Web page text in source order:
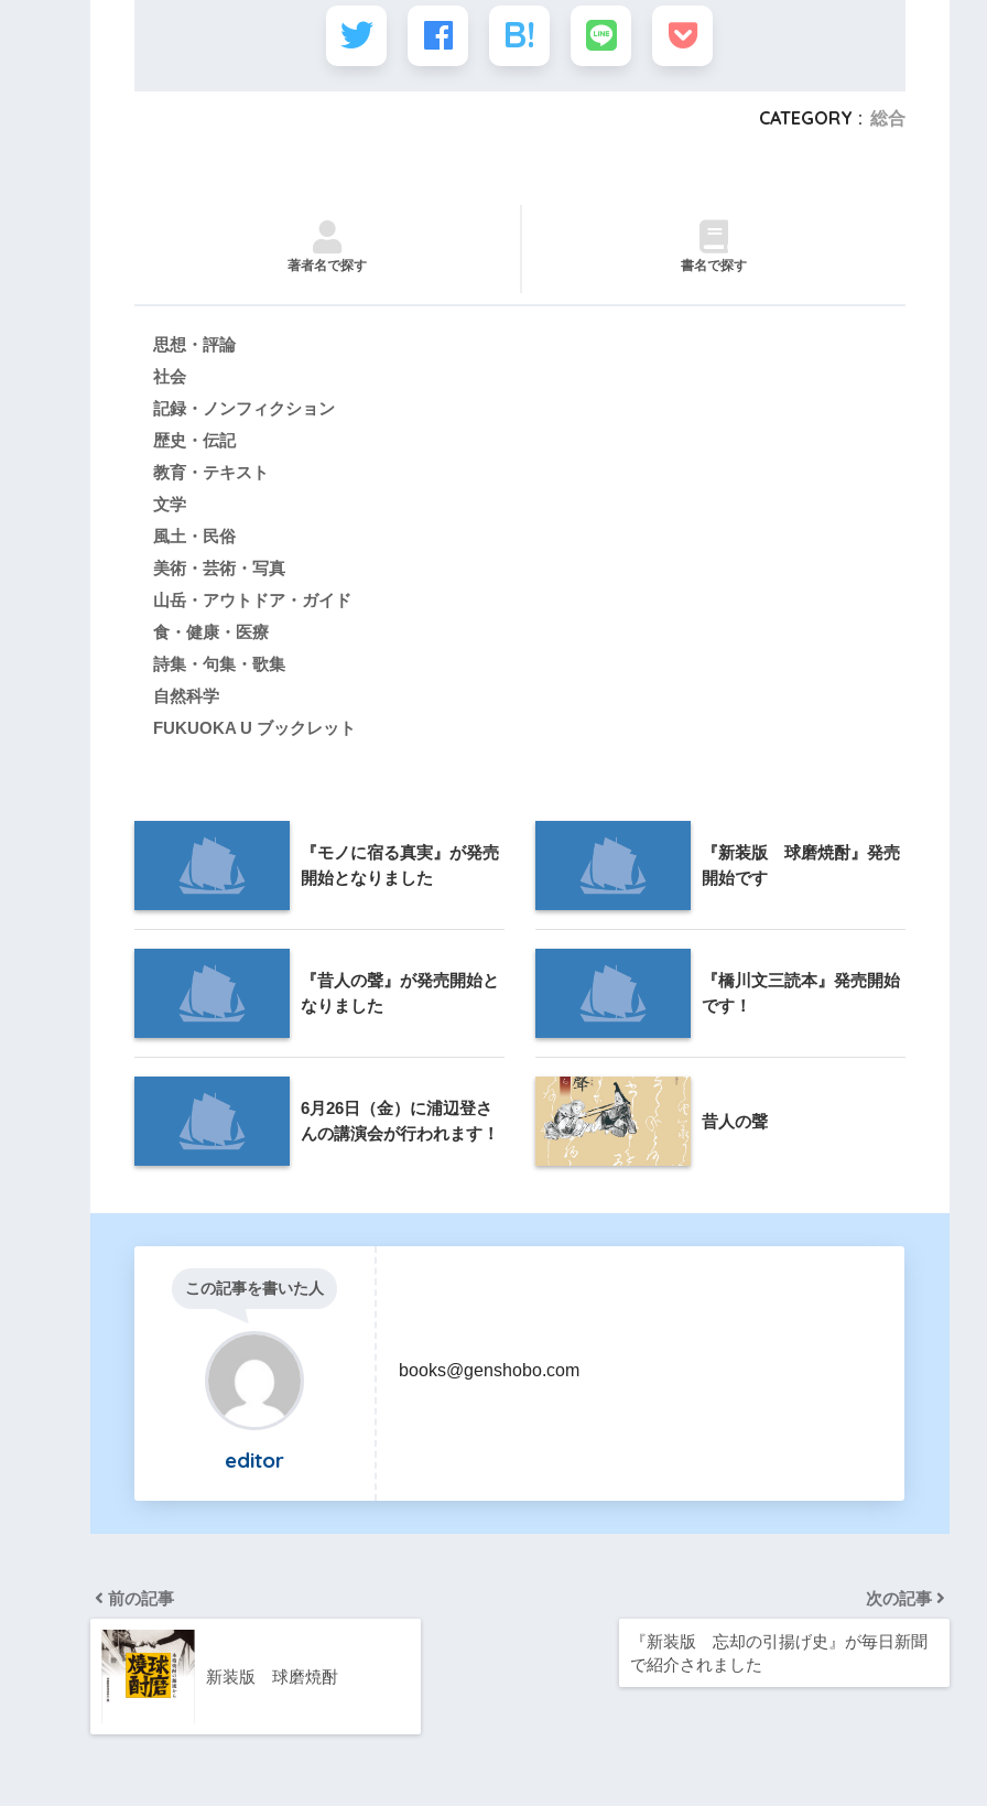
CATEGORY : 総合
著者名で探す 書名で探す
思想・評論
社会
記録・ノンフィクション
歴史・伝記
教育・テキスト
文学
風土・民俗
美術・芸術・写真
山岳・アウトドア・ガイド
食・健康・医療
詩集・句集・歌集
自然科学
FUKUOKA U ブックレット
『モノに宿る真実』が発売
開始となりました
『新装版 球磨焼酎』発売
開始です
『昔人の聲』が発売開始と
なりました
『橋川文三読本』発売開始
です！
6月26日（金）に浦辺登さ
んの講演会が行われます！
昔人の聲
この記事を書いた人
editor
books@genshobo.com
前の記事
新装版 球磨焼酎
次の記事
『新装版 忘却の引揚げ史』が毎日新聞
で紹介されました